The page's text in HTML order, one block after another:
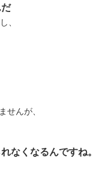
、
せんが、
なくなるんですね。